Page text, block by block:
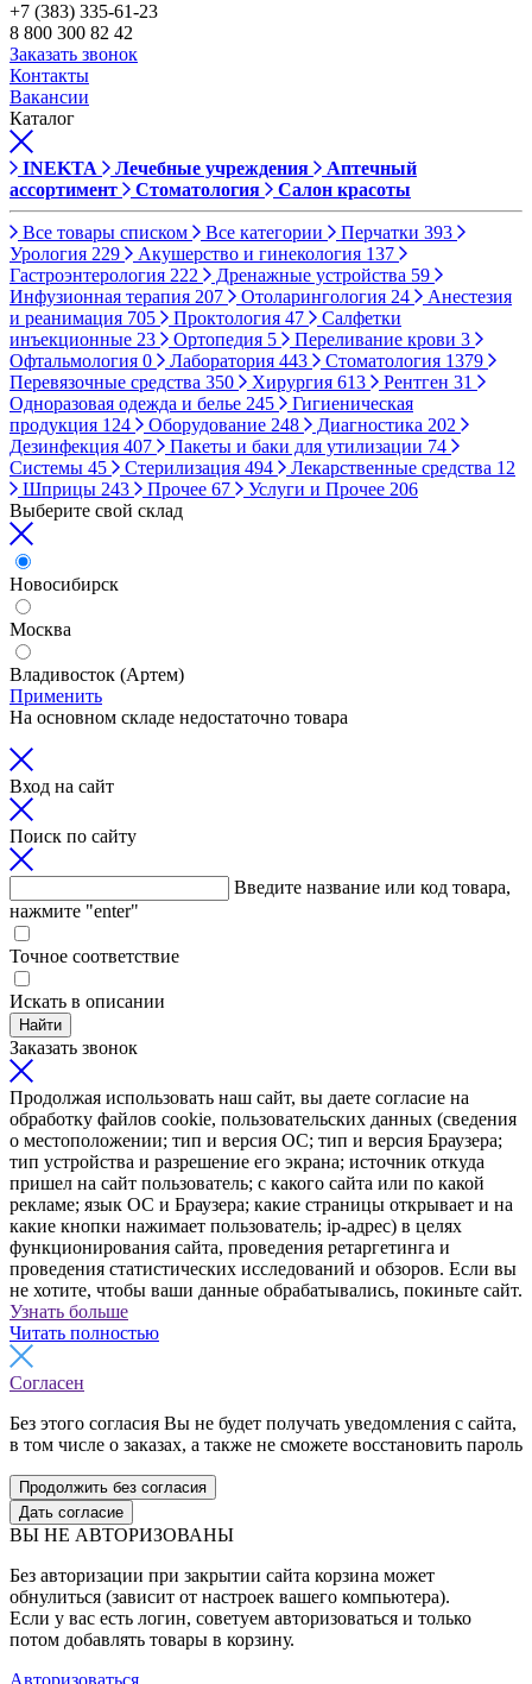
+7 (383) 335-61-23
8 800 300 82 42
Заказать звонок
Контакты
Вакансии
Каталог
INEKTA Лечебные учреждения
Аптечный
ассортимент
Стоматология Салон красоты
Все товары списком Все категории Перчатки 393
Урология 229 Акушерство и гинекология 137
Гастроэнтерология 222 Дренажные устройства 59
Инфузионная терапия 207 Отоларингология 24
Анестезия
и реанимация 705 Проктология 47
Салфетки
инъекционные 23 Ортопедия 5 Переливание крови 3
Офтальмология 0 Лаборатория 443 Стоматология 1379
Перевязочные средства 350 Хирургия 613 Рентген 31
Одноразовая одежда и белье 245
Гигиеническая
продукция 124 Оборудование 248 Диагностика 202
Дезинфекция 407 Пакеты и баки для утилизации 74
Системы 45 Стерилизация 494 Лекарственные средства 12
Шприцы 243 Прочее 67 Услуги и Прочее 206
Выберите свой склад
Новосибирск
Москва
Владивосток (Артем)
Применить
На основном складе недостаточно товара
Вход на сайт
Поиск по сайту
Введите название или код товара,
нажмите "enter"
Точное соответствие
Искать в описании
Найти
Заказать звонок
Продолжая использовать наш сайт, вы даете согласие на
обработку файлов cookie, пользовательских данных (сведения
о местоположении; тип и версия ОС; тип и версия Браузера;
тип устройства и разрешение его экрана; источник откуда
пришел на сайт пользователь; с какого сайта или по какой
рекламе; язык ОС и Браузера; какие страницы открывает и на
какие кнопки нажимает пользователь; ip-адрес) в целях
функционирования сайта, проведения ретаргетинга и
проведения статистических исследований и обзоров. Если вы
не хотите, чтобы ваши данные обрабатывались, покиньте сайт.
Узнать больше
Читать полностью
Согласен
Без этого согласия Вы не будет получать уведомления с сайта,
в том числе о заказах, а также не сможете восстановить пароль
Продолжить без согласия
Дать согласие
ВЫ НЕ АВТОРИЗОВАНЫ
Без авторизации при закрытии сайта корзина может
обнулиться (зависит от настроек вашего компьютера).
Если у вас есть логин, советуем авторизоваться и только
потом добавлять товары в корзину.